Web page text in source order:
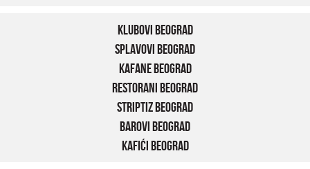
Klubovi Beograd
Splavovi Beograd
Kafane Beograd
Restorani Beograd
Striptiz Beograd
Barovi Beograd
Kafići Beograd